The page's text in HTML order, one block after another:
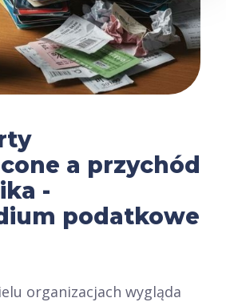
a przychód
-
podatkowe
organizacjach wygląda